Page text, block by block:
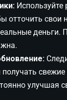
отточить свои
деньги.
свежие
улучшая